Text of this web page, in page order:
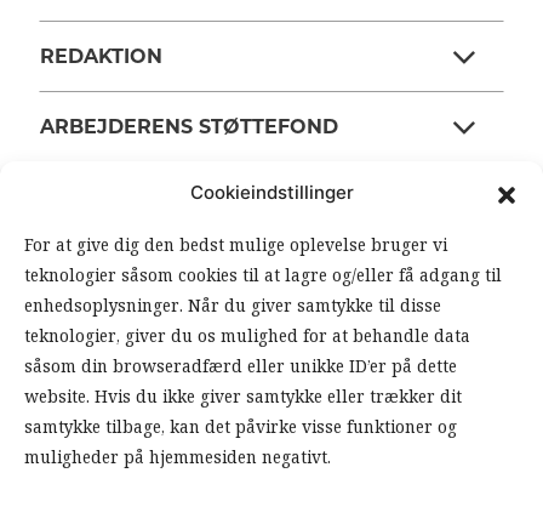
Cookieindstillinger
For at give dig den bedst mulige oplevelse bruger vi
teknologier såsom cookies til at lagre og/eller få adgang til
enhedsoplysninger. Når du giver samtykke til disse
teknologier, giver du os mulighed for at behandle data
såsom din browseradfærd eller unikke ID’er på dette
website. Hvis du ikke giver samtykke eller trækker dit
samtykke tilbage, kan det påvirke visse funktioner og
muligheder på hjemmesiden negativt.
REDAKTION
ARBEJDERENS STØTTEFOND
ANSVARSHAVENDE REDAKTØR
OM ARBEJDEREN
SOUNDCLOUD RSS FEEDS
FØLG ARBEJDEREN